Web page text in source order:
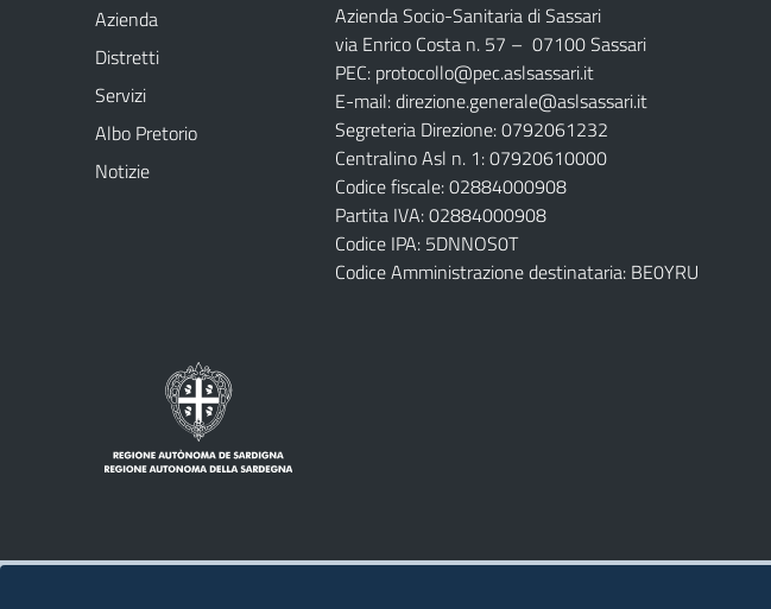
Azienda
Distretti
Servizi
Albo Pretorio
Notizie
Azienda Socio-Sanitaria di Sassari
via Enrico Costa n. 57 – 07100 Sassari
PEC: protocollo@pec.aslsassari.it
E-mail:direzione.generale@aslsassari.it
Segreteria Direzione: 0792061232
Centralino Asl n. 1: 07920610000
Codice fiscale: 02884000908
Partita IVA: 02884000908
Codice IPA: 5DNNOS0T
Codice Amministrazione destinataria: BE0YRU